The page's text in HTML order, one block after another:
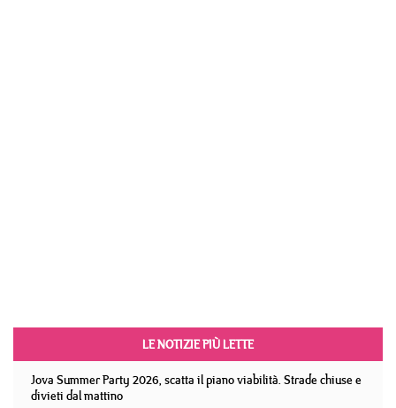
LE NOTIZIE PIÙ LETTE
Jova Summer Party 2026, scatta il piano viabilità. Strade chiuse e
divieti dal mattino